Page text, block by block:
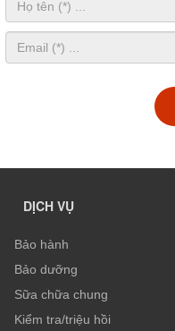
DỊCH VỤ
Bảo hành
Bảo dưỡng
Sữa chữa chung
Kiểm tra/triệu hồi